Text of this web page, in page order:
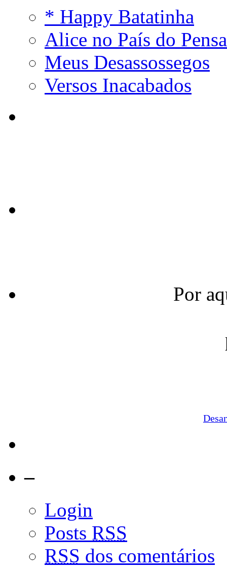
* Happy Batatinha
Alice no País do
Meus Desassossegos
Versos Inacabados
Por
–
Login
Posts RSS
RSS dos comentários